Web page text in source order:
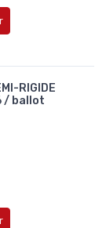
RIGIDE
/ ballot